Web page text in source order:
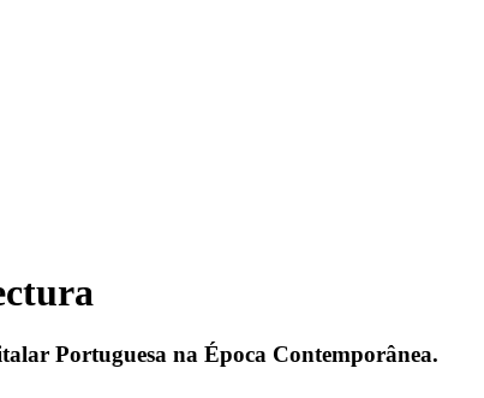
Portuguesa na Época Contemporânea.